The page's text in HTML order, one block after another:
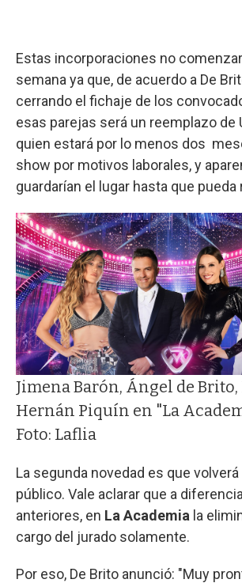
Estas incorporaciones no
semana ya que, de acuerdo a De
cerrando el fichaje de los
esas parejas será un reemplazo de
quien estará por lo menos dos
show por motivos laborales, y
guardarían el lugar hasta que pueda
Jimena Barón, Ángel de
Hernán Piquín en "La
Foto: Laflia
La segunda novedad es que volverá
público. Vale aclarar que a
anteriores, en La Academia la
cargo del jurado solamente.
Por eso, De Brito anunció: "Muy